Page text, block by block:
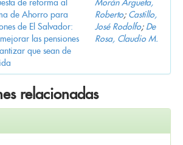
de Ahorro para
de El Salvador:
las pensiones
que sean de
Roberto; Castillo,
José Rodolfo; De
Rosa, Claudio M.
relacionadas